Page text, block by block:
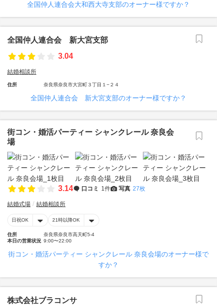
全国仲人連合会大和西大寺支部のオーナー様ですか？
全国仲人連合会 新大宮支部
3.04
結婚相談所
住所 奈良県奈良市大宮町３丁目１−２４
全国仲人連合会 新大宮支部のオーナー様ですか？
街コン・婚活パーティー シャンクレール 奈良会
場
3.14 口コミ 1件 写真 27枚
結婚式場 結婚相談所
日祝OK 21時以降OK
住所
奈良県奈良市高天町5-4
本日の営業状況 9:00〜22:00
街コン・婚活パーティー シャンクレール 奈良会場のオーナー様で
すか？
株式会社ブラコンサ